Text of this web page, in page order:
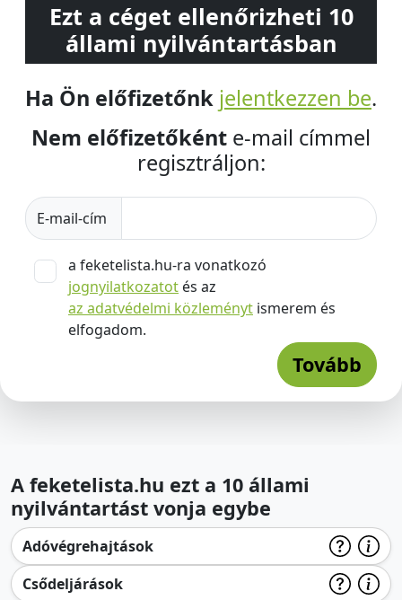
Ezt a céget ellenőrizheti 10
állami nyilvántartásban
Ha Ön előfizetőnk jelentkezzen be.
Nem előfizetőként e-mail címmel
regisztráljon:
E-mail-cím
a feketelista.hu-ra vonatkozó
jognyilatkozatot és az
az adatvédelmi közleményt ismerem és
elfogadom.
Tovább
A feketelista.hu ezt a 10 állami
nyilvántartást vonja egybe
Adóvégrehajtások
Csődeljárások